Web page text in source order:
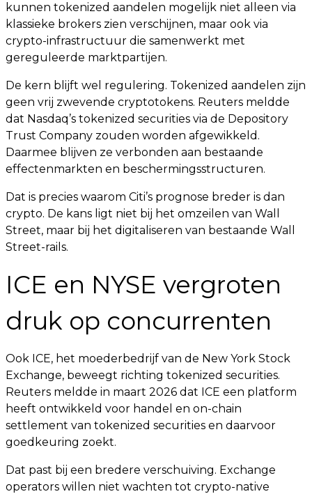
kunnen tokenized aandelen mogelijk niet alleen via
klassieke brokers zien verschijnen, maar ook via
crypto-infrastructuur die samenwerkt met
gereguleerde marktpartijen.
De kern blijft wel regulering. Tokenized aandelen zijn
geen vrij zwevende cryptotokens. Reuters meldde
dat Nasdaq’s tokenized securities via de Depository
Trust Company zouden worden afgewikkeld.
Daarmee blijven ze verbonden aan bestaande
effectenmarkten en beschermingsstructuren.
Dat is precies waarom Citi’s prognose breder is dan
crypto. De kans ligt niet bij het omzeilen van Wall
Street, maar bij het digitaliseren van bestaande Wall
Street-rails.
ICE en NYSE vergroten
druk op concurrenten
Ook ICE, het moederbedrijf van de New York Stock
Exchange, beweegt richting tokenized securities.
Reuters meldde in maart 2026 dat ICE een platform
heeft ontwikkeld voor handel en on-chain
settlement van tokenized securities en daarvoor
goedkeuring zoekt.
Dat past bij een bredere verschuiving. Exchange
operators willen niet wachten tot crypto-native